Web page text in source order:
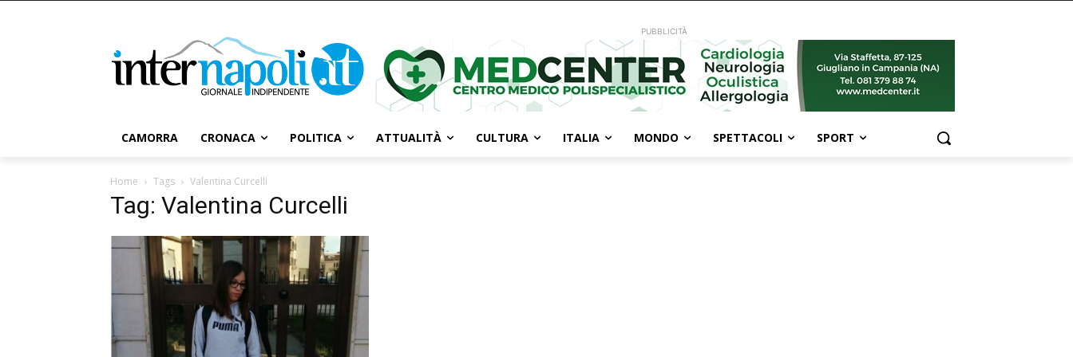
PUBBLICITÀ
CAMORRA CRONACA POLITICA ATTUALITÀ CULTURA ITALIA MONDO SPETTACOLI SPORT
Home Tags Valentina Curcelli
Tag: Valentina Curcelli